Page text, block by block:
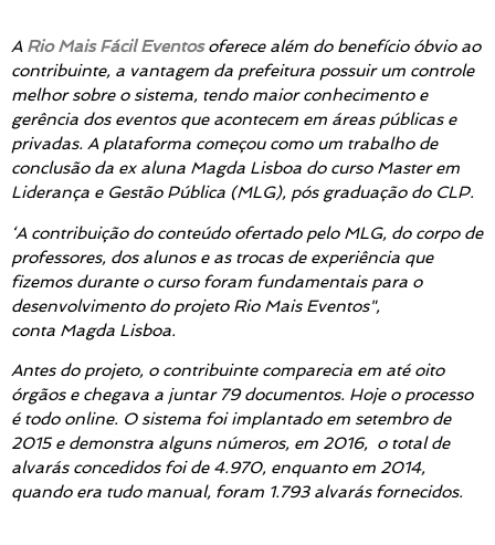
A Rio Mais Fácil Eventosoferece além do benefício óbvio ao
contribuinte, a vantagem da prefeitura possuir um controle
melhor sobre o sistema, tendo maior conhecimento e
gerência dos eventos que acontecem em áreas públicas e
privadas. A plataforma começou como um trabalho de
conclusão da ex aluna Magda Lisboa do curso Master em
Liderança e Gestão Pública (MLG), pós graduação do CLP.
‘A contribuição do conteúdo ofertado pelo MLG, do corpo de
professores, dos alunos e as trocas de experiência que
fizemos durante o curso foram fundamentais para o
desenvolvimento do projeto Rio Mais Eventos",
conta Magda Lisboa.
Antes do projeto, o contribuinte comparecia em até oito
órgãos e chegava a juntar 79 documentos. Hoje o processo
é todo online. O sistema foi implantado em setembro de
2015 e demonstra alguns números, em 2016, o total de
alvarás concedidos foi de 4.970, enquanto em 2014,
quando era tudo manual, foram 1.793 alvarás fornecidos.